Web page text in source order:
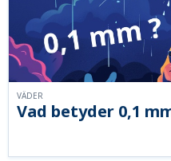
Vad betyder 0,1
VÄDER